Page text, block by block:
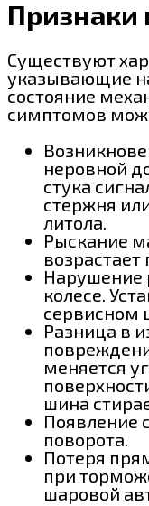
Признаки
Существуют
указывающие
состояние
симптомов
неровной
стука
стержня
литола.
Рыскание
Нарушение
колесе.
сервисном
Разница в
меняется
шина
Появление
поворота.
Потеря
при
шаровой